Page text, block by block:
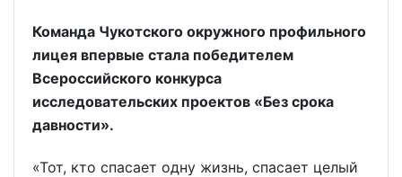
Команда Чукотского окружного профильного
лицея впервые стала победителем
Всероссийского конкурса
исследовательских проектов «Без срока
давности».
«Тот, кто спасает одну жизнь, спасает целый